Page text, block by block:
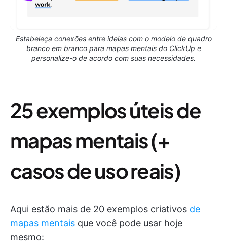
Estabeleça conexões entre ideias com o modelo de quadro
branco em branco para mapas mentais do ClickUp e
personalize-o de acordo com suas necessidades.
25 exemplos úteis de
mapas mentais (+
casos de uso reais)
Aqui estão mais de 20 exemplos criativos de
mapas mentais que você pode usar hoje
mesmo: